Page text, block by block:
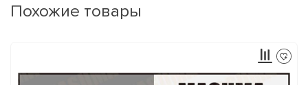
Похожие товары